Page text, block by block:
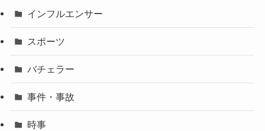
インフルエンサー
スポーツ
バチェラー
事件・事故
時事